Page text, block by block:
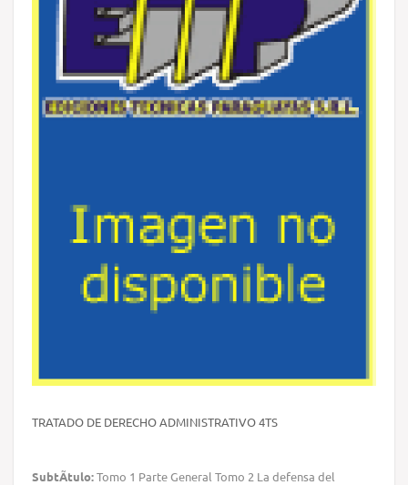
TRATADO DE DERECHO ADMINISTRATIVO 4TS
SubtÃ­tulo:Tomo 1 Parte General Tomo 2 La defensa del